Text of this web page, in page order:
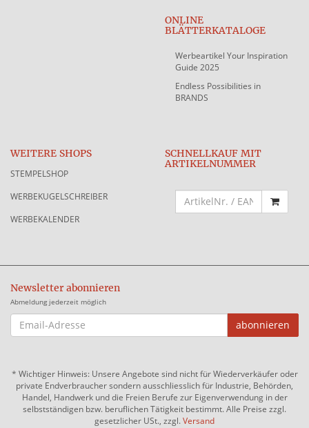
ONLINE
BLÄTTERKATALOGE
Werbeartikel Your Inspiration
Guide 2025
Endless Possibilities in
BRANDS
WEITERE SHOPS
STEMPELSHOP
WERBEKUGELSCHREIBER
WERBEKALENDER
SCHNELLKAUF MIT
ARTIKELNUMMER
Newsletter abonnieren
Abmeldung jederzeit möglich
EMAIL-
ADRESSE
abonnieren
* Wichtiger Hinweis: Unsere Angebote sind nicht für Wiederverkäufer oder
private Endverbraucher sondern ausschliesslich für Industrie, Behörden,
Handel, Handwerk und die Freien Berufe zur Eigenverwendung in der
selbstständigen bzw. beruflichen Tätigkeit bestimmt. Alle Preise zzgl.
gesetzlicher USt., zzgl.Versand